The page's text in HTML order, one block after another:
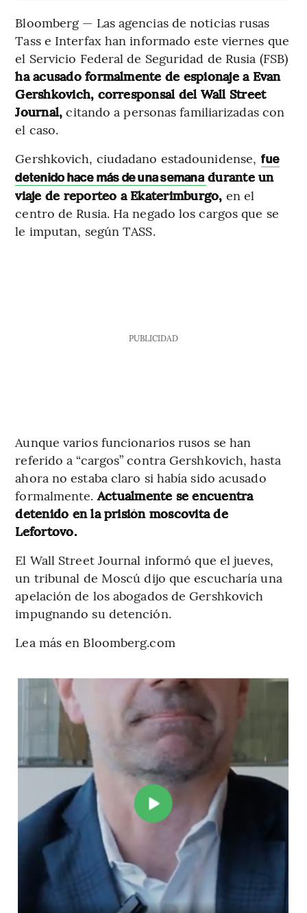
Bloomberg — Las agencias de noticias rusas
Tass e Interfax han informado este viernes que
el Servicio Federal de Seguridad de Rusia (FSB)
ha acusado formalmente de espionaje a Evan
Gershkovich, corresponsal del Wall Street
Journal, citando a personas familiarizadas con
el caso.
Gershkovich, ciudadano estadounidense, fue
detenido hace más de una semana durante un
viaje de reporteo a Ekaterimburgo, en el
centro de Rusia. Ha negado los cargos que se
le imputan, según TASS.
PUBLICIDAD
Aunque varios funcionarios rusos se han
referido a “cargos” contra Gershkovich, hasta
ahora no estaba claro si había sido acusado
formalmente. Actualmente se encuentra
detenido en la prisión moscovita de
Lefortovo.
El Wall Street Journal informó que el jueves,
un tribunal de Moscú dijo que escucharía una
apelación de los abogados de Gershkovich
impugnando su detención.
Lea más en Bloomberg.com